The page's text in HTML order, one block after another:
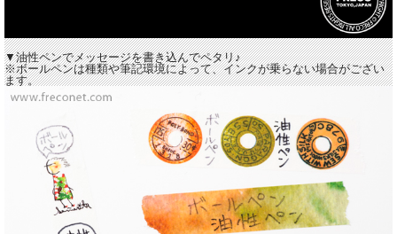
▼油性ペンでメッセージを書き込んでペタリ♪
※ボールペンは種類や筆記環境によって、インクが乗らない場合がござい
ます。